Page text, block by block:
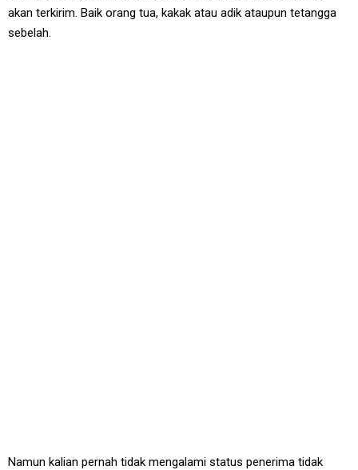
akan terkirim. Baik orang tua, kakak atau adik ataupun tetangga
sebelah.
Namun kalian pernah tidak mengalami status penerima tidak